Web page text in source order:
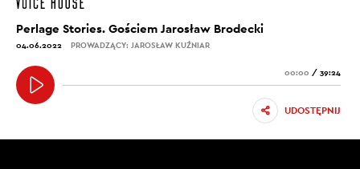
Perlage Stories. Gościem Jarosław Brodecki
04.06.2022 PROWADZĄCY: JAROSŁAW KUŹNIAR
00:00 / 39:24
UDOSTĘPNIJ